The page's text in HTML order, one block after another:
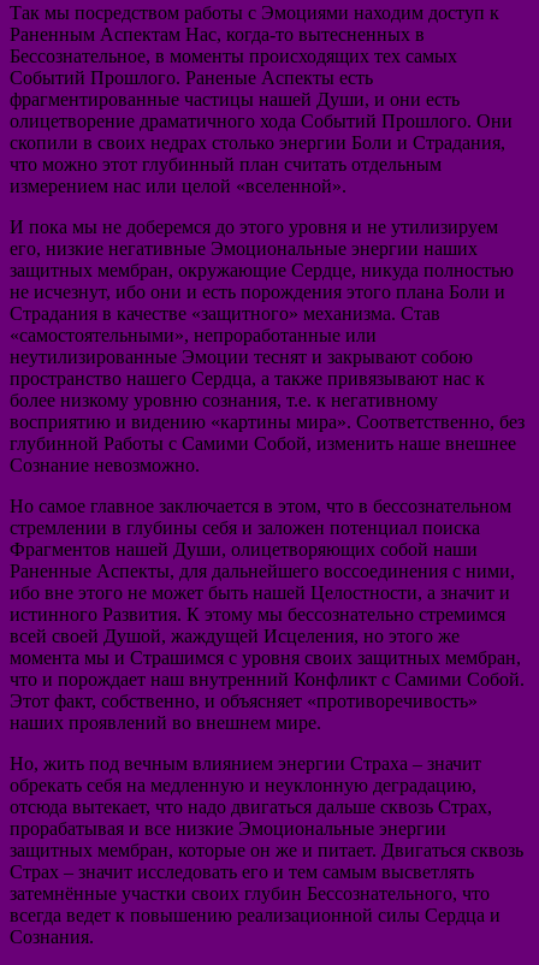
Так мы посредством работы с Эмоциями находим доступ к
Раненным Аспектам Нас, когда-то вытесненных в
Бессознательное, в моменты происходящих тех самых
Событий Прошлого. Раненые Аспекты есть
фрагментированные частицы нашей Души, и они есть
олицетворение драматичного хода Событий Прошлого. Они
скопили в своих недрах столько энергии Боли и Страдания,
что можно этот глубинный план считать отдельным
измерением нас или целой «вселенной».
И пока мы не доберемся до этого уровня и не утилизируем
его, низкие негативные Эмоциональные энергии наших
защитных мембран, окружающие Сердце, никуда полностью
не исчезнут, ибо они и есть порождения этого плана Боли и
Страдания в качестве «защитного» механизма. Став
«самостоятельными», непроработанные или
неутилизированные Эмоции теснят и закрывают собою
пространство нашего Сердца, а также привязывают нас к
более низкому уровню сознания, т.е. к негативному
восприятию и видению «картины мира». Соответственно, без
глубинной Работы с Самими Собой, изменить наше внешнее
Сознание невозможно.
Но самое главное заключается в этом, что в бессознательном
стремлении в глубины себя и заложен потенциал поиска
Фрагментов нашей Души, олицетворяющих собой наши
Раненные Аспекты, для дальнейшего воссоединения с ними,
ибо вне этого не может быть нашей Целостности, а значит и
истинного Развития. К этому мы бессознательно стремимся
всей своей Душой, жаждущей Исцеления, но этого же
момента мы и Страшимся с уровня своих защитных мембран,
что и порождает наш внутренний Конфликт с Самими Собой.
Этот факт, собственно, и объясняет «противоречивость»
наших проявлений во внешнем мире.
Но, жить под вечным влиянием энергии Страха – значит
обрекать себя на медленную и неуклонную деградацию,
отсюда вытекает, что надо двигаться дальше сквозь Страх,
прорабатывая и все низкие Эмоциональные энергии
защитных мембран, которые он же и питает. Двигаться сквозь
Страх – значит исследовать его и тем самым высветлять
затемнённые участки своих глубин Бессознательного, что
всегда ведет к повышению реализационной силы Сердца и
Сознания.